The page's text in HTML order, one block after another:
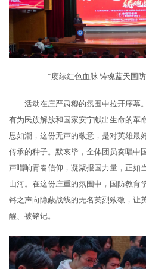
“赓续红色血脉 铸魂蓝天国
活动在庄严肃穆的氛围中拉开序幕
有为民族解放和国家安宁献出生命的革
思如潮，这份无声的敬意，是对英雄最
传承的种子。默哀毕，全体团员奏唱中
声唱响青春信仰，凝聚报国力量，正如
山河。在这份庄重的氛围中，国防教育
锵之声向隐蔽战线的无名英烈致敬，让
醒、被铭记。